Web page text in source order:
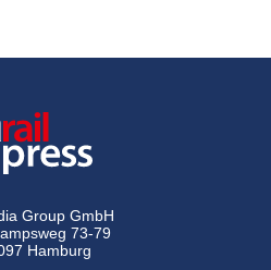
Group GmbH
73-79
Hamburg